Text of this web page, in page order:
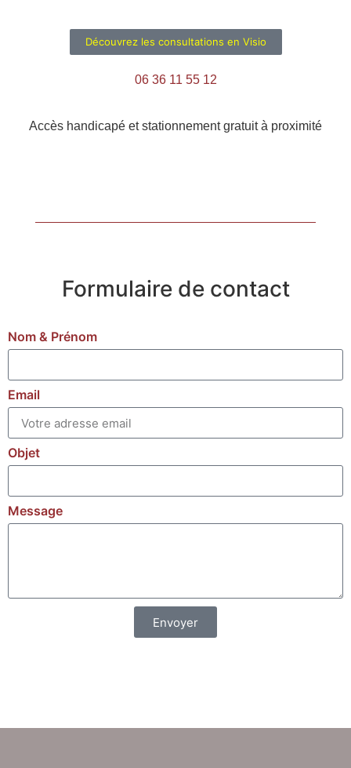
Découvrez les consultations en Visio
06 36 11 55 12
Accès handicapé et stationnement gratuit à proximité
Formulaire de contact
Nom & Prénom
Email
Objet
Message
Envoyer